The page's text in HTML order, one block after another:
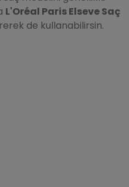
L'Oréal Paris Elseve Saç
de kullanabilirsin.